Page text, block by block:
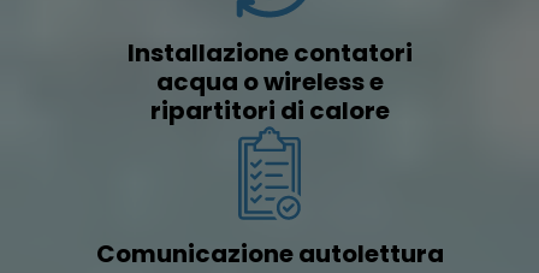
Installazione contatori
acqua o wireless e
ripartitori di calore
Comunicazione autolettura